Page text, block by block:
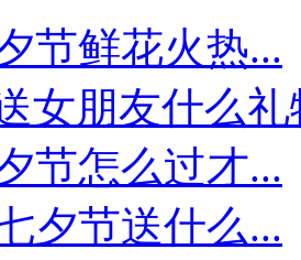
节鲜花火热...
女朋友什么礼
节怎么过才...
夕节送什么...